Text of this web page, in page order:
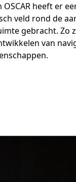
veld rond de
gebracht.
van